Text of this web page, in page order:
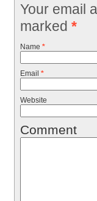
Your email
marked *
Name *
Email *
Website
Comment